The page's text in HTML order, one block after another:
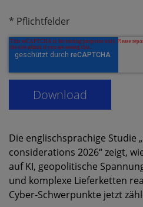
* Pflichtfelder
Die englischsprachige Studie
considerations 2026“ zeigt,
auf KI, geopolitische
und komplexe Lieferketten
Cyber-Schwerpunkte jetzt